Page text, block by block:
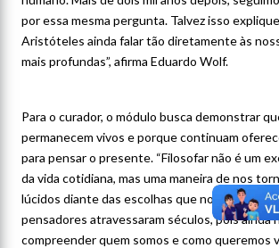
por essa mesma pergunta. Talvez isso
Aristóteles ainda falar tão diretamente às
mais profundas”, afirma Eduardo Wolf.
Para o curador, o módulo busca demonstrar
permanecem vivos e porque continuam
para pensar o presente. “Filosofar não é um
da vida cotidiana, mas uma maneira de nos
lúcidos diante das escolhas que nos
pensadores atravessaram séculos, pois ainda
compreender quem somos e como queremos